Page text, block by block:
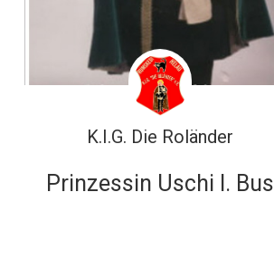
K.I.G. Die Roländer
Prinzessin Uschi I. Bus